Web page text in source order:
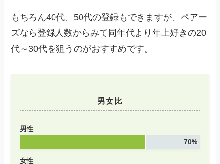
もちろん40代、50代の登録もできますが、ペアー
ズなら登録人数からみて同年代より年上好きの20
代～30代を狙うのがおすすめです。
男女比
男性
70%
女性